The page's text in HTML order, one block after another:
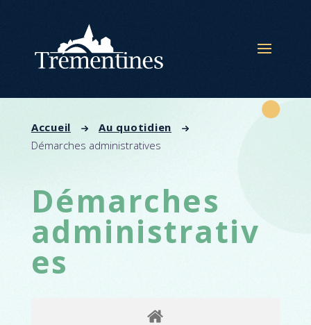
Accueil
Au quotidien
Démarches administratives
Démarches
administrativ
es